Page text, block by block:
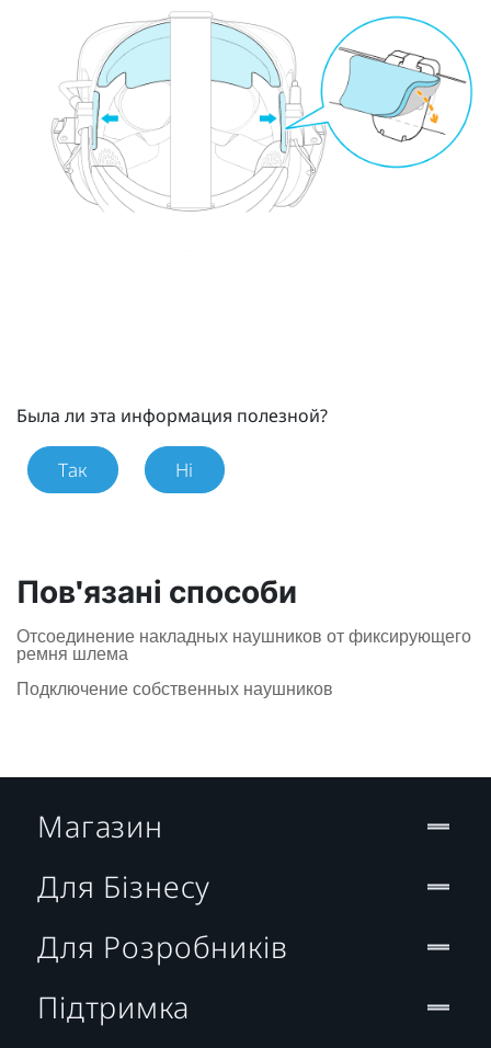
Была ли эта информация полезной?
Так Ні
Пов'язані способи
Отсоединение накладных наушников от фиксирующего
ремня шлема
Подключение собственных наушников
Магазин
Для Бізнесу
Для Розробників
Підтримка